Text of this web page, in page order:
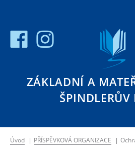
ZÁKLADNÍ A
ŠPINDLERŮV
Úvod | PŘÍSPĚVKOVÁ ORGANIZACE |